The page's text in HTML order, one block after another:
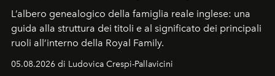
L’albero genealogico della famiglia reale inglese: una
guida alla struttura dei titoli e al significato dei principali
ruoli all’interno della Royal Family.
05.08.2026 di Ludovica Crespi-Pallavicini